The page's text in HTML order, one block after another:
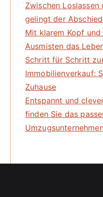
Zwischen Loslassen
gelingt der
Mit klarem Kopf und
Ausmisten das
Schritt für Schritt
Immobilienverkauf:
Zuhause
Entspannt und
finden Sie das